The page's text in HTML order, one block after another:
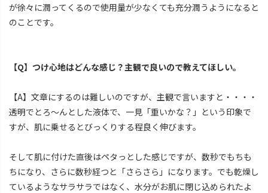
が徐々に潤ってくるので使用量が少なくても充分潤うようになると
のことです。
【Q】つけ心地はどんな感じ？主観で良いので教えてほしい。
【A】文章にするのは難しいのですが、主観で言いますと・・・・
透明でとろ～んとした液体で、一見「重いかな？」という印象で
すが、肌に乗せるとびっくりする程良く伸びます。
そして肌に付けた直後はペタっとした感じですが、数秒でもちも
ちになり、さらに数秒経つと「さらさら」になります。でも乾燥し
ているようなサラサラではなく、水分がお肌に閉じ込められたよ